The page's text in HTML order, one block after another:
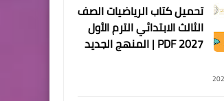
تحميل كتاب الرياضيات الصف
الثالث الابتدائي الترم الأول
2027 PDF | المنهج الجديد